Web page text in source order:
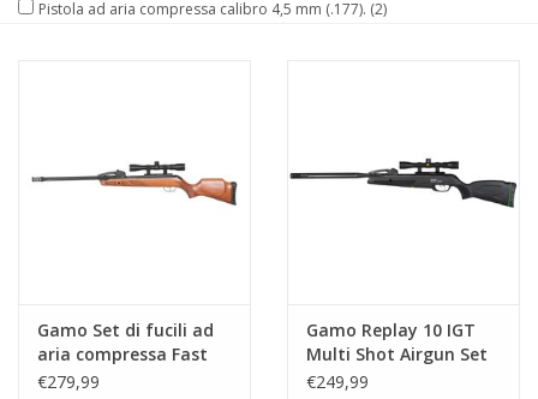
Pistola ad aria compressa calibro 4,5 mm (.177). (2)
Gamo Set di fucili ad
aria compressa Fast
Shot 10 IGT 4,5 mm
€279,99
Gamo Replay 10 IGT
Multi Shot Airgun Set
4,5 mm (.177) Diabolo
€249,99